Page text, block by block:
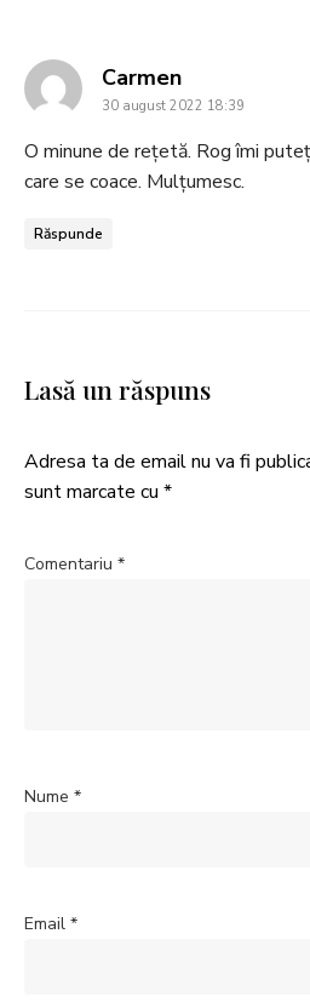
Carmensays:
30 august 2022 18:39
O minune de rețetă. Rog îmi
care se coace. Mulțumesc.
Răspunde
Lasă un răspuns
Adresa ta de email nu va fi
sunt marcate cu *
Comentariu *
Nume *
Email *